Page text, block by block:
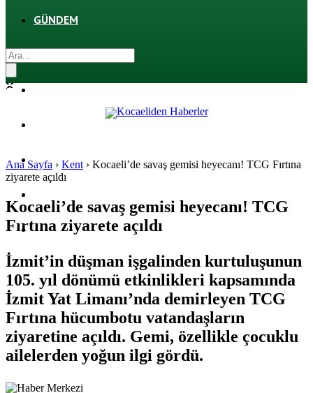
GÜNDEM
SPOR
SAĞLIK
Ana Sayfa › Kent › Kocaeli’de savaş gemisi heyecanı! TCG Fırtına
ziyarete açıldı
Kocaeli’de savaş gemisi heyecanı! TCG
Fırtına ziyarete açıldı
İzmit’in düşman işgalinden kurtuluşunun
105. yıl dönümü etkinlikleri kapsamında
İzmit Yat Limanı’nda demirleyen TCG
Fırtına hücumbotu vatandaşların
ziyaretine açıldı. Gemi, özellikle çocuklu
ailelerden yoğun ilgi gördü.